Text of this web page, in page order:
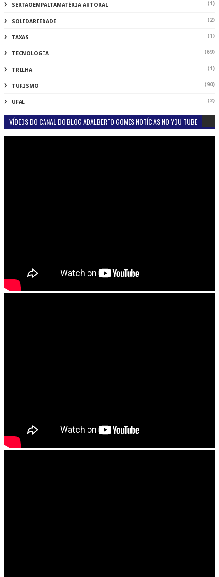
SERTAOEMPALTAMATÉRIA AUTORAL (1)
SOLIDARIEDADE (2)
TAXAS (1)
TECNOLOGIA (69)
TRILHA (1)
TURISMO (90)
UFAL (2)
VÍDEOS DO CANAL DO BLOG ADALBERTO GOMES NOTÍCIAS NO YOU TUBE